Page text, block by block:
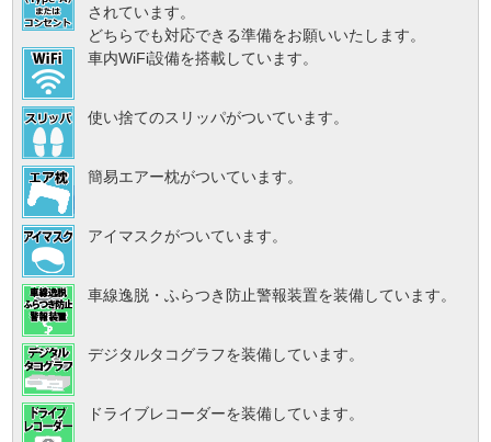
されています。
どちらでも対応できる準備をお願いいたします。
車内WiFi設備を搭載しています。
使い捨てのスリッパがついています。
簡易エアー枕がついています。
アイマスクがついています。
車線逸脱・ふらつき防止警報装置を装備しています。
デジタルタコグラフを装備しています。
ドライブレコーダーを装備しています。